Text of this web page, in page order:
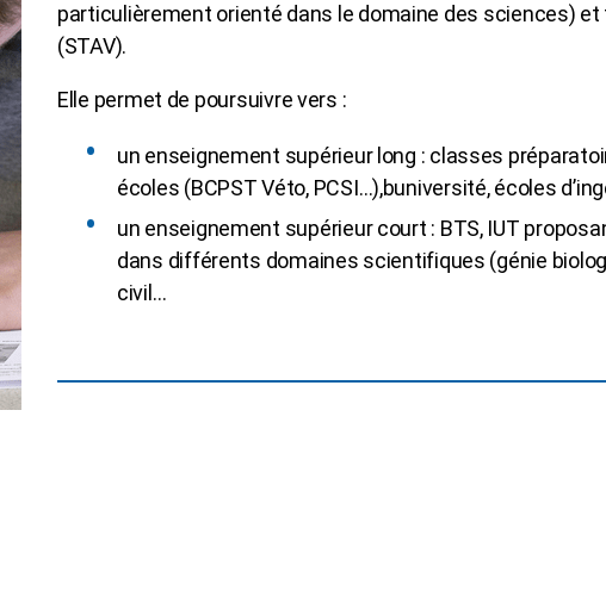
particulièrement orienté dans le domaine des sciences)
(STAV).
Elle permet de poursuivre vers :
un enseignement supérieur long : classes
écoles (BCPST Véto, PCSI…),buniversité, écoles
un enseignement supérieur court : BTS, IUT
dans différents domaines scientifiques (génie
civil…